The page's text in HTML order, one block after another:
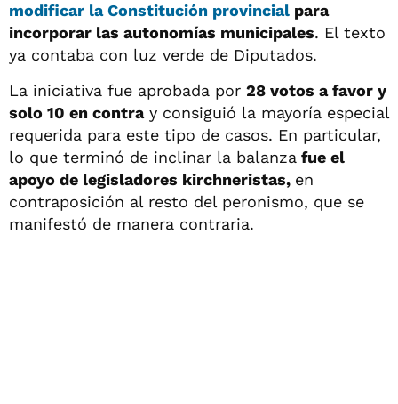
modificar la Constitución provincial para
incorporar las autonomías municipales. El texto
ya contaba con luz verde de Diputados.
La iniciativa fue aprobada por 28 votos a favor y
solo 10 en contray consiguió la mayoría especial
requerida para este tipo de casos. En particular,
lo que terminó de inclinar la balanza fue el
apoyo de legisladores kirchneristas, en
contraposición al resto del peronismo, que se
manifestó de manera contraria.